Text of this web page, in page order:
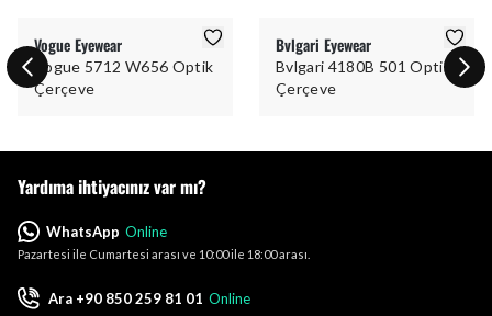
Vogue Eyewear
Vogue 5712 W656 Optik
Çerçeve
Bvlgari Eyewear
Bvlgari 4180B 501 Optik
Çerçeve
Yardıma ihtiyacınız var mı?
WhatsApp Online
Pazartesi ile Cumartesi arası ve 10:00 ile 18:00 arası.
Ara +90 850 259 81 01 Online